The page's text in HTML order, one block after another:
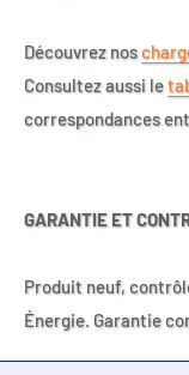
Découvrez nos
Consultez aussi le
correspondances
GARANTIE ET
Produit neuf,
Énergie. Garantie